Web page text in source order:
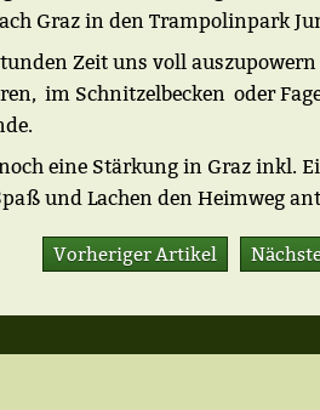
Graz in den Trampolinpark
Zeit uns voll auszupowern
im Schnitzelbecken oder
eine Stärkung in Graz inkl.
und Lachen den Heimweg
Vorheriger Artikel